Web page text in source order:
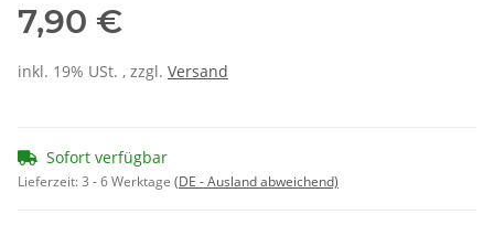
7,90 €
inkl. 19% USt. , zzgl. Versand
Sofort verfügbar
Lieferzeit:3 - 6 Werktage (DE - Ausland abweichend)